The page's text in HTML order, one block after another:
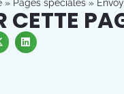
» Pages spéciales »
CETTE